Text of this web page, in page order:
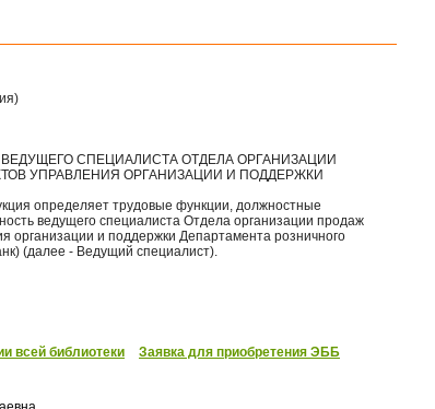
СПЕЦИАЛИСТА ОТДЕЛА ОРГАНИЗАЦИИ
УПРАВЛЕНИЯ ОРГАНИЗАЦИИ И ПОДДЕРЖКИ
определяет трудовые функции, должностные
ведущего специалиста Отдела организации продаж
организации и поддержки Департамента розничного
(далее - Ведущий специалист).
всей библиотеки
Заявка для приобретения ЭББ